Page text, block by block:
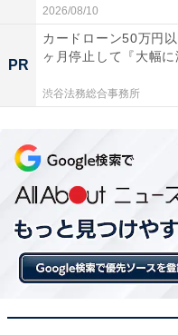
2026/08/10
PR
カードローン50万円
ヶ月停止して『大幅
渋谷法務総合事務所